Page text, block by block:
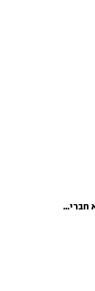
הארי סטיילס פותח דף חדש, אבל החברים מ"וואן דיירקשן" עדיין כועסים: "הם לא חברים ואין לו נאמנות אליהם"